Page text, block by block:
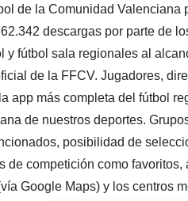
de la Comunidad Valenciana
descargas por parte de
y fútbol sala regionales al
de la FFCV. Jugadores,
app más completa del fútbol
de nuestros deportes.
posibilidad de
de competición como
Google Maps) y los centros